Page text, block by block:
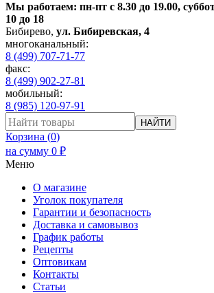
Мы работаем: пн-пт с 8.30 до 19.00,
10 до 18
Бибирево, ул. Бибиревская, 4
многоканальный:
8 (499) 707-71-77
факс:
8 (499) 902-27-81
мобильный:
8 (985) 120-97-91
НАЙТИ
Корзина (0)
на сумму 0 ₽
Меню
О магазине
Уголок покупателя
Гарантии и безопасность
Доставка и самовывоз
График работы
Рецепты
Оптовикам
Контакты
Статьи